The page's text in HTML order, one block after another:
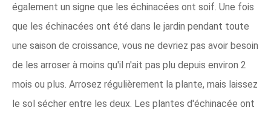
également un signe que les échinacées ont soif. Une fois
que les échinacées ont été dans le jardin pendant toute
une saison de croissance, vous ne devriez pas avoir besoin
de les arroser à moins qu'il n'ait pas plu depuis environ 2
mois ou plus. Arrosez régulièrement la plante, mais laissez
le sol sécher entre les deux. Les plantes d'échinacée ont